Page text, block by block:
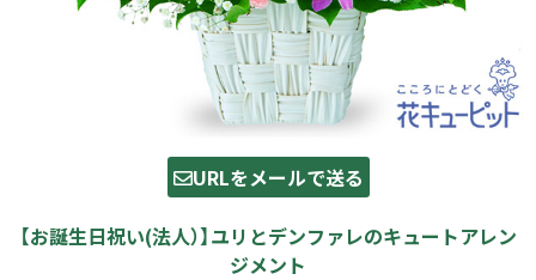
URLをメールで送る
【お誕生日祝い(法人）】ユリとデンファレのキュートアレン
ジメント